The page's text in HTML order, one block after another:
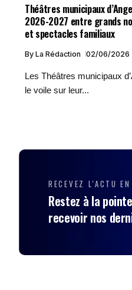
Théâtres municipaux
2026-2027 entre grands
et spectacles familiaux
By La Rédaction 02/06/2026
Les Théâtres municipaux
le voile sur leur...
RECEVEZ L'ACTU
Restez à la
recevoir nos